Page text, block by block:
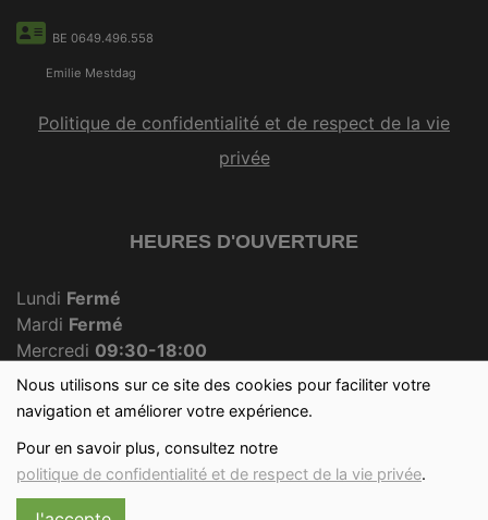
Nous utilisons sur ce site des cookies pour faciliter votre
navigation et améliorer votre expérience.
Pour en savoir plus, consultez notre
politique de confidentialité et de respect de la vie privée.
BE 0649.496.558
Emilie Mestdag
Politique de confidentialité et de respect de la vie
privée
HEURES D'OUVERTURE
Lundi Fermé
Mardi Fermé
Mercredi 09:30-18:00
JeudiFermé
Vendredi 09:30-18:00
Dimanche09:30-12:00